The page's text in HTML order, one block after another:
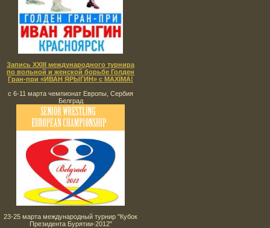
Запись XXIII международного турнира
по вольной и женской борьбе Голден
Гран-при «ИВАН ЯРЫГИН» с MAXIMA!
с 6-11 марта чемпионат Европы, Сербия
Белград
23-25 марта международный турнир "Кубок
Президента Бурятии-2012"